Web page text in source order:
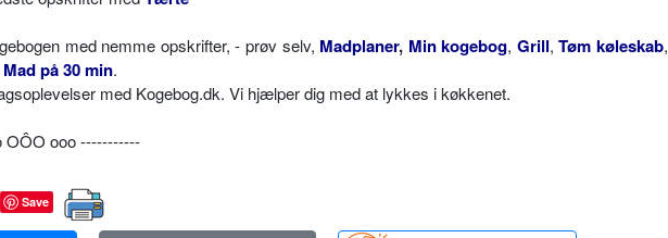
med nemme opskrifter, - prøv selv, Madplaner, Min kogebog, Grill,Tøm køleskab,
Mad på 30 min.
med Kogebog.dk. Vi hjælper dig med at lykkes i køkkenet.
OÔO ooo -----------
Save